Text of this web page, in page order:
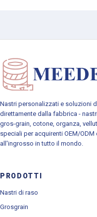
Nastri personalizzati e soluzioni
direttamente dalla fabbrica -
gros-grain, cotone, organza,
speciali per acquirenti OEM/ODM
all'ingrosso in tutto il mondo.
PRODOTTI
Nastri di raso
Grosgrain